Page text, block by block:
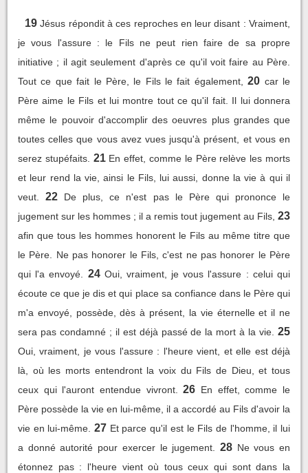
19 Jésus répondit à ces reproches en leur disant : Vraiment,
je vous l'assure : le Fils ne peut rien faire de sa propre
initiative ; il agit seulement d'après ce qu'il voit faire au Père.
Tout ce que fait le Père, le Fils le fait également,
20 car le
Père aime le Fils et lui montre tout ce qu'il fait. Il lui donnera
même le pouvoir d'accomplir des oeuvres plus grandes que
toutes celles que vous avez vues jusqu'à présent, et vous en
serez stupéfaits. 21 En effet, comme le Père relève les morts
et leur rend la vie, ainsi le Fils, lui aussi, donne la vie à qui il
veut.
22
De plus, ce n'est pas le Père qui prononce le
jugement sur les hommes ; il a remis tout jugement au Fils, 23
afin que tous les hommes honorent le Fils au même titre que
le Père. Ne pas honorer le Fils, c'est ne pas honorer le Père
qui l'a envoyé.
24 Oui, vraiment, je vous l'assure : celui qui
écoute ce que je dis et qui place sa confiance dans le Père qui
m'a envoyé, possède, dès à présent, la vie éternelle et il ne
sera pas condamné ; il est déjà passé de la mort à la vie. 25
Oui, vraiment, je vous l'assure : l'heure vient, et elle est déjà
là, où les morts entendront la voix du Fils de Dieu, et tous
ceux qui l'auront entendue vivront.
26 En effet, comme le
Père possède la vie en lui-même, il a accordé au Fils d'avoir la
vie en lui-même. 27 Et parce qu'il est le Fils de l'homme, il lui
a donné autorité pour exercer le jugement.
28 Ne vous en
étonnez pas : l'heure vient où tous ceux qui sont dans la